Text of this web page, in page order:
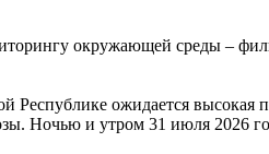
окружающей среды –
ожидается
Ночью и утром 31 июля 2026